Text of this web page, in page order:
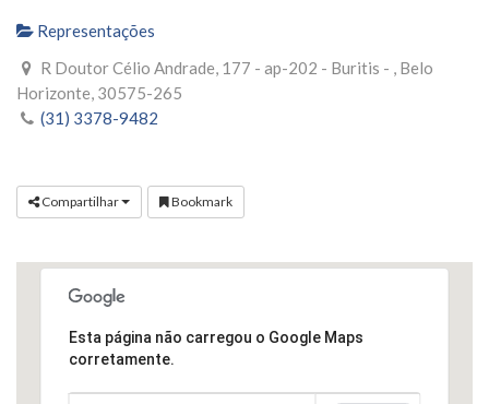
Representações
R Doutor Célio Andrade, 177 - ap-202 - Buritis - , Belo
Horizonte, 30575-265
(31) 3378-9482
Compartilhar Bookmark
Esta página não carregou o Google Maps
corretamente.